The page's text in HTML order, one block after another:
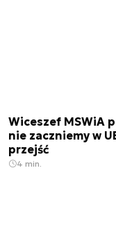
Wiceszef MSWiA
nie zaczniemy w
przejść
4 min.